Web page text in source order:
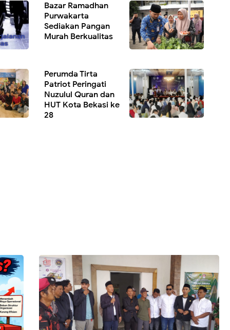
Bazar Ramadhan
Purwakarta
Sediakan Pangan
Murah Berkualitas
Perumda Tirta
Patriot Peringati
Nuzulul Quran dan
HUT Kota Bekasi ke
28